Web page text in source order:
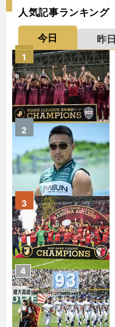
人気記事ランキング
今日 昨日
1
2
3
4